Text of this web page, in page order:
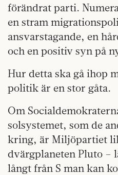
förändrat parti.
en stram
ansvarstagande, en
och en positiv syn på
Hur detta ska gå ihop
politik är en stor gåta.
Om
solsystemet, som de
kring, är Miljöpartiet
dvärgplaneten Pluto –
långt från S man kan